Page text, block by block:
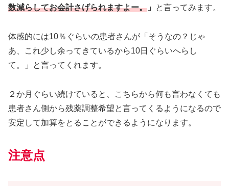
数減らしてお会計さげられますよー。 」 と言ってみます。
体感的には10％ぐらいの患者さんが「そうなの？じゃ
あ、これ少し余ってきているから10日ぐらいへらし
て。」と言ってくれます。
２か月ぐらい続けていると、こちらから何も言わなくても
患者さん側から残薬調整希望と言ってくるようになるので
安定して加算をとることができるようになります。
注意点